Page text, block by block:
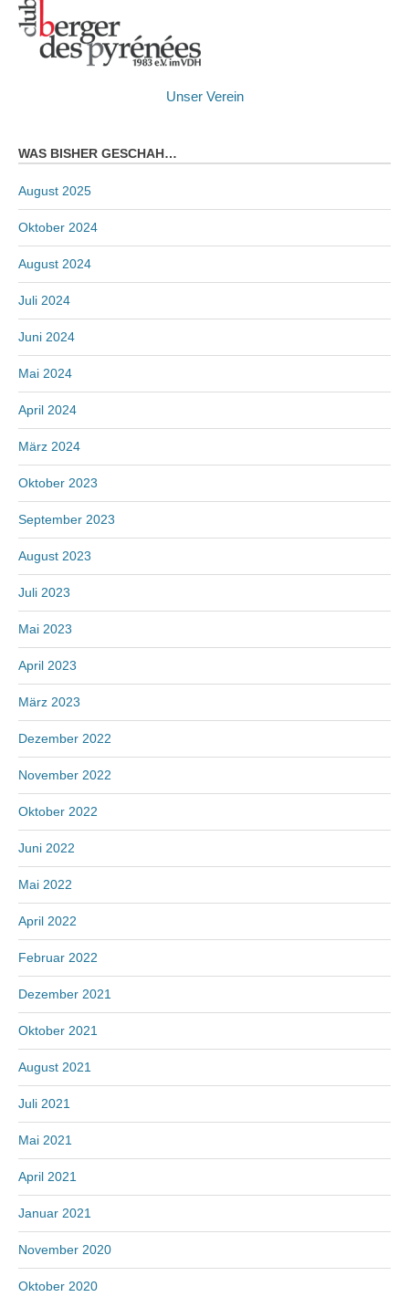
Unser Verein
WAS BISHER GESCHAH…
August 2025
Oktober 2024
August 2024
Juli 2024
Juni 2024
Mai 2024
April 2024
März 2024
Oktober 2023
September 2023
August 2023
Juli 2023
Mai 2023
April 2023
März 2023
Dezember 2022
November 2022
Oktober 2022
Juni 2022
Mai 2022
April 2022
Februar 2022
Dezember 2021
Oktober 2021
August 2021
Juli 2021
Mai 2021
April 2021
Januar 2021
November 2020
Oktober 2020